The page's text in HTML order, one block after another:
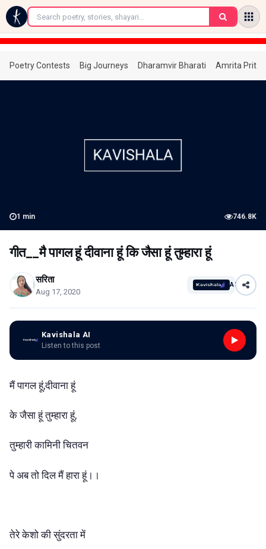
←
Poetry Contests Big Journeys Dharamvir Bharati Amrita
1 min 746.8K
गीत__मै पागल हूं दीवाना हूं कि जैसा हूं तुम्हारा हूं
सरिता
Aug 17, 2020
AI
Kavishala AI
Listen to this post
मैं पागल हूं,दीवाना हूं
के जैसा हूं तुम्हारा हूं,
तुम्हारी कामिनी चितवन
पे अब तो दिल मैं हारा हूं।।
तेरे केशो की सुंदरता में